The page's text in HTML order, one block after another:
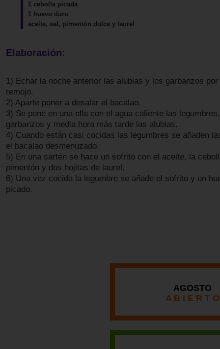
1 cebolla picada
1 huevo duro
aceite, sal, pimentón dulce y laurel
Elaboración:
1) Echar la noche anterior las alubias y los garbanzos
remojo.
2) Aparte poner a desalar el bacalao.
3) Se pone en una olla con el agua caliente las
garbanzos y media hora más tarde las alubias.
4) Cuando están casi cocidas las legumbres se añaden
el bacalao desmenuzado.
5) En una sartén se hace un sofrito con el aceite, la
pimentón y dos hojitas de laurel.
6) Una vez cocida la legumbre se añade el sofrito y un
picado.
AGOSTO
A B I E R T O